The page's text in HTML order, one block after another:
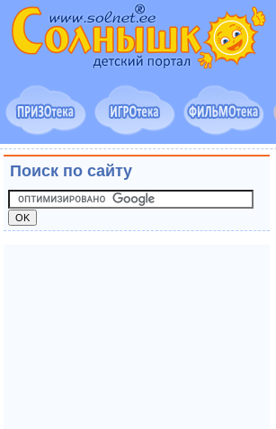
Поиск по сайту